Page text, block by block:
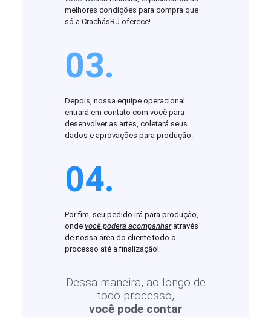
melhores condições para compra que
só a CrachásRJ oferece!
03.
Depois, nossa equipe operacional
entrará em contato com você para
desenvolver as artes, coletará seus
dados e aprovações para produção.
04.
Por fim, seu pedido irá para produção,
ondevocê poderá acompanharatravés
de nossa área do cliente todo o
processo até a finalização!
Dessa maneira, ao longo de
todo processo,
você pode contar